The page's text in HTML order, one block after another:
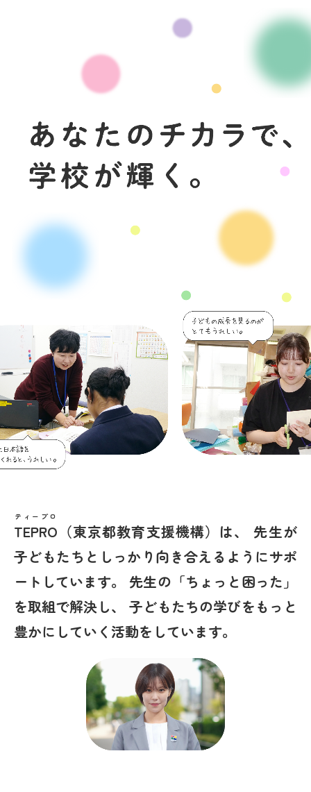
TEPRO
ティープロ
（東京都教育支援機構）は、
先生が
子どもたちとしっかり向き合えるようにサポ
ートしています。
先生の「ちょっと困った」
を取組で解決し、
子どもたちの学びをもっと
豊かにしていく活動をしています。